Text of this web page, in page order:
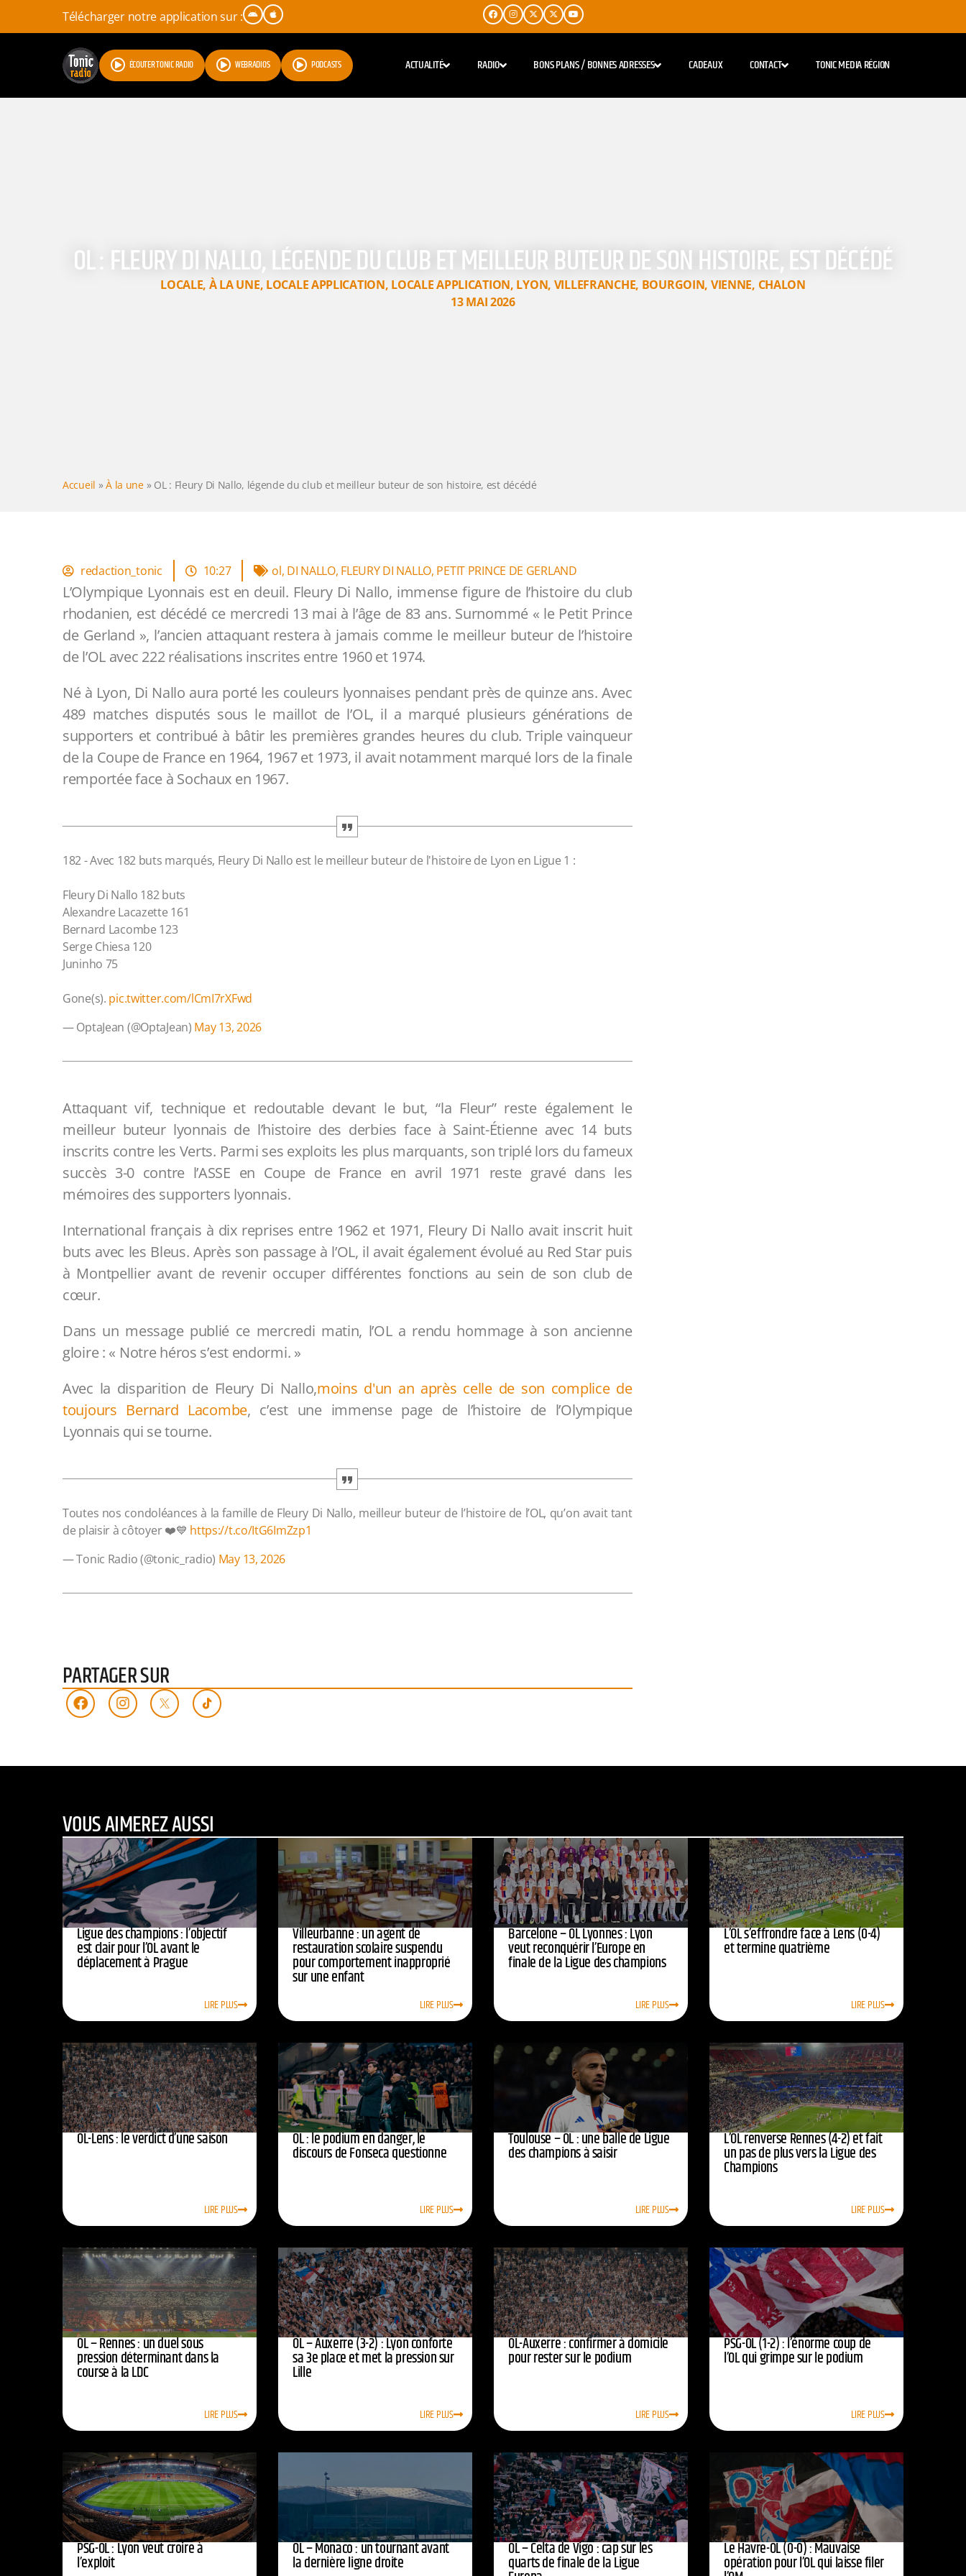
Télécharger notre application sur :
ÉCOUTER TONIC RADIO WEBRADIOS PODCASTS ACTUALITÉ RADIO BONS PLANS / BONNES ADRESSES CADEAUX CONTACT TONIC MEDIA RÉGION
OL : FLEURY DI NALLO, LÉGENDE DU CLUB ET MEILLEUR BUTEUR DE SON HISTOIRE, EST DÉCÉDÉ
LOCALE, À LA UNE, LOCALE APPLICATION, LOCALE APPLICATION, LYON, VILLEFRANCHE, BOURGOIN, VIENNE, CHALON
13 MAI 2026
Accueil »À la une» OL : Fleury Di Nallo, légende du club et meilleur buteur de son histoire, est décédé
redaction_tonic 10:27 ol, DI NALLO, FLEURY DI NALLO, PETIT PRINCE DE GERLAND
L’Olympique Lyonnais est en deuil. Fleury Di Nallo, immense figure de l’histoire du club
rhodanien, est décédé ce mercredi 13 mai à l’âge de 83 ans. Surnommé « le Petit Prince
de Gerland », l’ancien attaquant restera à jamais comme le meilleur buteur de l’histoire
de l’OL avec 222 réalisations inscrites entre 1960 et 1974.
Né à Lyon, Di Nallo aura porté les couleurs lyonnaises pendant près de quinze ans. Avec
489 matches disputés sous le maillot de l’OL, il a marqué plusieurs générations de
supporters et contribué à bâtir les premières grandes heures du club. Triple vainqueur
de la Coupe de France en 1964, 1967 et 1973, il avait notamment marqué lors de la finale
remportée face à Sochaux en 1967.
182 - Avec 182 buts marqués, Fleury Di Nallo est le meilleur buteur de l'histoire de Lyon en Ligue 1 :
Fleury Di Nallo 182 buts
Alexandre Lacazette 161
Bernard Lacombe 123
Serge Chiesa 120
Juninho 75
Gone(s). pic.twitter.com/lCmI7rXFwd
— OptaJean (@OptaJean) May 13, 2026
Attaquant vif, technique et redoutable devant le but, “la Fleur” reste également le
meilleur buteur lyonnais de l’histoire des derbies face à Saint-Étienne avec 14 buts
inscrits contre les Verts. Parmi ses exploits les plus marquants, son triplé lors du fameux
succès 3-0 contre l’ASSE en Coupe de France en avril 1971 reste gravé dans les
mémoires des supporters lyonnais.
International français à dix reprises entre 1962 et 1971, Fleury Di Nallo avait inscrit huit
buts avec les Bleus. Après son passage à l’OL, il avait également évolué au Red Star puis
à Montpellier avant de revenir occuper différentes fonctions au sein de son club de
cœur.
Dans un message publié ce mercredi matin, l’OL a rendu hommage à son ancienne
gloire : « Notre héros s’est endormi. »
Avec la disparition de Fleury Di Nallo,moins d'un an après celle de son complice de
toujours Bernard Lacombe, c’est une immense page de l’histoire de l’Olympique
Lyonnais qui se tourne.
Toutes nos condoléances à la famille de Fleury Di Nallo, meilleur buteur de l’histoire de l’OL, qu’on avait tant
de plaisir à côtoyer ❤️💙 https://t.co/ItG6ImZzp1
— Tonic Radio (@tonic_radio) May 13, 2026
PARTAGER SUR
VOUS AIMEREZ AUSSI
Ligue des champions : l’objectif
est clair pour l’OL avant le
déplacement à Prague
LIRE PLUS
Villeurbanne : un agent de
restauration scolaire suspendu
pour comportement inapproprié
sur une enfant
LIRE PLUS
Barcelone – OL Lyonnes : Lyon
veut reconquérir l’Europe en
finale de la Ligue des champions
LIRE PLUS
L’OL s’effrondre face à Lens (0-4)
et termine quatrième
LIRE PLUS
OL-Lens : le verdict d’une saison
LIRE PLUS
OL : le podium en danger, le
discours de Fonseca questionne
LIRE PLUS
Toulouse – OL : une balle de Ligue
des champions à saisir
LIRE PLUS
L’OL renverse Rennes (4-2) et fait
un pas de plus vers la Ligue des
Champions
LIRE PLUS
OL – Rennes : un duel sous
pression déterminant dans la
course à la LDC
LIRE PLUS
OL – Auxerre (3-2) : Lyon conforte
sa 3e place et met la pression sur
Lille
LIRE PLUS
OL-Auxerre : confirmer à domicile
pour rester sur le podium
LIRE PLUS
PSG-OL (1-2) : l’énorme coup de
l’OL qui grimpe sur le podium
LIRE PLUS
PSG-OL : Lyon veut croire à
l’exploit
OL – Monaco : un tournant avant
la dernière ligne droite
OL – Celta de Vigo : cap sur les
quarts de finale de la Ligue
Le Havre-OL (0-0) : Mauvaise
opération pour l’OL qui laisse filer